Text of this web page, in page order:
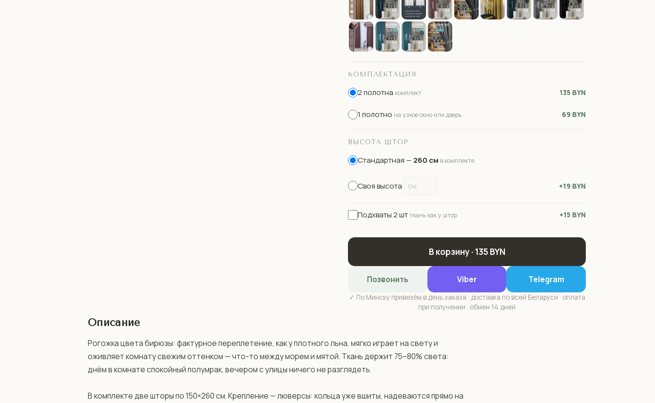
КОМПЛЕКТАЦИЯ
2 полотна комплект 135 BYN
1 полотно на узкое окно или дверь 69 BYN
ВЫСОТА ШТОР
Стандартная — 260 см в комплекте
Своя высота +19 BYN
Подхваты 2 штткань как у штор +15 BYN
В корзину · 135 BYN
Позвонить Viber Telegram
✓ По Минску привезём в день заказа · доставка по всей Беларуси · оплата
при получении · обмен 14 дней
Описание
Рогожка цвета бирюзы: фактурное переплетение, как у плотного льна, мягко играет на свету и
оживляет комнату свежим оттенком — что-то между морем и мятой. Ткань держит 75–80% света:
днём в комнате спокойный полумрак, вечером с улицы ничего не разглядеть.
В комплекте две шторы по 150×260 см. Крепление — люверсы: кольца уже вшиты, надеваются прямо на